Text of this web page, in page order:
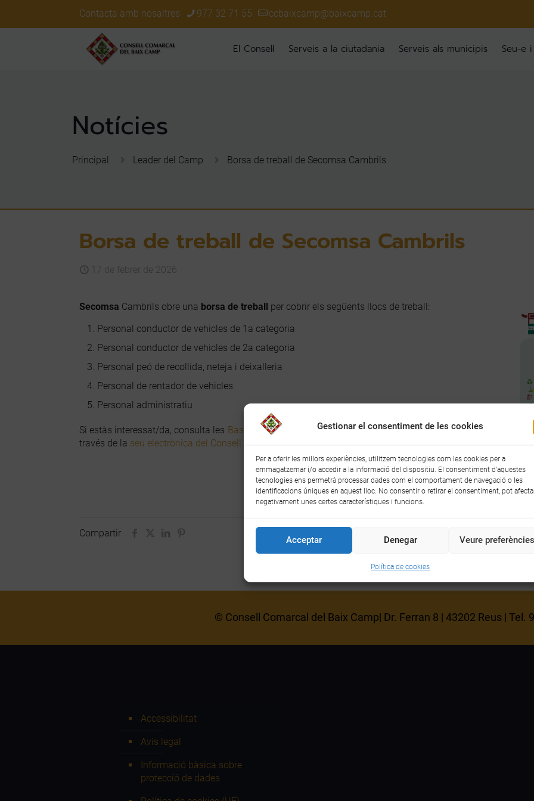
Gestionar el consentiment de les cookies
Per a oferir les millors experiències, utilitzem tecnologies com les cookies per a
emmagatzemar i/o accedir a la informació del dispositiu. El consentiment d'aquestes
tecnologies ens permetrà processar dades com el comportament de navegació o les
identificacions úniques en aquest lloc. No consentir o retirar el consentiment, pot
negativament unes certes característiques i funcions.
Acceptar Denegar Veure preferències
Política de cookies
Contacta amb nosaltres 977 32 71 55 ccbaixcamp@baixcamp.cat
El Consell Serveis a la ciutadania Serveis als municipis Seu-e
Principal Leader del Camp Borsa de treball de Secomsa Cambrils
Borsa de treball de Secomsa Cambrils
17 de febrer de 2026
Secomsa Cambrils obre una borsa de treball per cobrir els següents llocs de treball:
Personal conductor de vehicles de 1a categoria
Personal conductor de vehicles de 2a categoria
Personal peó de recollida, neteja i deixalleria
Personal de rentador de vehicles
Personal administratiu
Si estàs interessat/da, consulta les Bases borsa de treball de Secomsa Cambrilsadjunta i inscriu-te a
través de la seu electrònica del Consell Comarcal del Baix Camp
Compartir
© Consell Comarcal del Baix Camp| Dr. Ferran 8 | 43202 Reus | Tel.
Accessibilitat
Avís legal
Informació bàsica sobre
protecció de dades